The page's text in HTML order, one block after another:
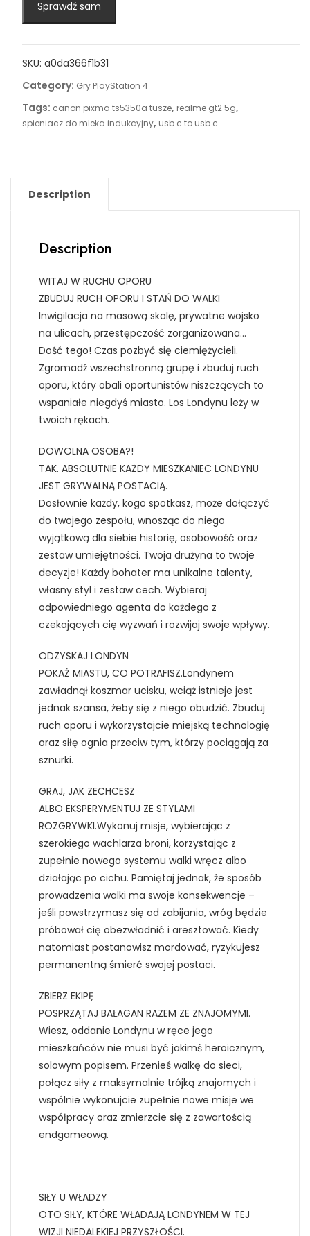
Sprawdź sam
SKU: a0da366f1b31
Category: Gry PlayStation 4
Tags: canon pixma ts5350a tusze, realme gt2 5g,
spieniacz do mleka indukcyjny, usb c to usb c
Description
Description
WITAJ W RUCHU OPORU
ZBUDUJ RUCH OPORU I STAŃ DO WALKI
Inwigilacja na masową skalę, prywatne wojsko
na ulicach, przestępczość zorganizowana…
Dość tego! Czas pozbyć się ciemiężycieli.
Zgromadź wszechstronną grupę i zbuduj ruch
oporu, który obali oportunistów niszczących to
wspaniałe niegdyś miasto. Los Londynu leży w
twoich rękach.
DOWOLNA OSOBA?!
TAK. ABSOLUTNIE KAŻDY MIESZKANIEC LONDYNU
JEST GRYWALNĄ POSTACIĄ.
Dosłownie każdy, kogo spotkasz, może dołączyć
do twojego zespołu, wnosząc do niego
wyjątkową dla siebie historię, osobowość oraz
zestaw umiejętności. Twoja drużyna to twoje
decyzje! Każdy bohater ma unikalne talenty,
własny styl i zestaw cech. Wybieraj
odpowiedniego agenta do każdego z
czekających cię wyzwań i rozwijaj swoje wpływy.
ODZYSKAJ LONDYN
POKAŻ MIASTU, CO POTRAFISZ.Londynem
zawładnął koszmar ucisku, wciąż istnieje jest
jednak szansa, żeby się z niego obudzić. Zbuduj
ruch oporu i wykorzystajcie miejską technologię
oraz siłę ognia przeciw tym, którzy pociągają za
sznurki.
GRAJ, JAK ZECHCESZ
ALBO EKSPERYMENTUJ ZE STYLAMI
ROZGRYWKI.Wykonuj misje, wybierając z
szerokiego wachlarza broni, korzystając z
zupełnie nowego systemu walki wręcz albo
działając po cichu. Pamiętaj jednak, że sposób
prowadzenia walki ma swoje konsekwencje –
jeśli powstrzymasz się od zabijania, wróg będzie
próbował cię obezwładnić i aresztować. Kiedy
natomiast postanowisz mordować, ryzykujesz
permanentną śmierć swojej postaci.
ZBIERZ EKIPĘ
POSPRZĄTAJ BAŁAGAN RAZEM ZE ZNAJOMYMI.
Wiesz, oddanie Londynu w ręce jego
mieszkańców nie musi być jakimś heroicznym,
solowym popisem. Przenieś walkę do sieci,
połącz siły z maksymalnie trójką znajomych i
wspólnie wykonujcie zupełnie nowe misje we
współpracy oraz zmierzcie się z zawartością
endgameową.
SIŁY U WŁADZY
OTO SIŁY, KTÓRE WŁADAJĄ LONDYNEM W TEJ
WIZJI NIEDALEKIEJ PRZYSZŁOŚCI.